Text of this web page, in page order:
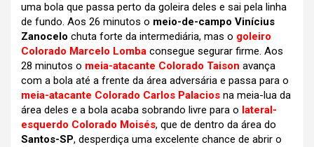
uma bola que passa perto da goleira deles e sai pela linha
de fundo. Aos 26 minutos o meio-de-campo Vinícius
Zanocelo chuta forte da intermediária, mas o goleiro
Colorado Marcelo Lomba consegue segurar firme. Aos
28 minutos o meia-atacante Colorado Taison avança
com a bola até a frente da área adversária e passa para o
meia-atacante Colorado Carlos Palacios na meia-lua da
área deles e a bola acaba sobrando livre para o lateral-
esquerdo Colorado Moisés, que de dentro da área do
Santos-SP, desperdiça uma excelente chance de abrir o